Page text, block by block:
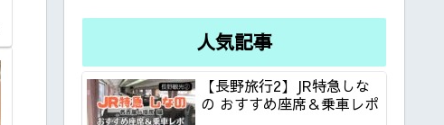
人気記事
【長野旅行2】JR特急しな
の おすすめ座席＆乗車レポ